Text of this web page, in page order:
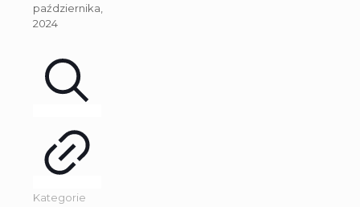
października,
2024
Kategorie